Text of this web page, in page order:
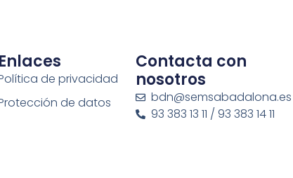
Enlaces
de privacidad
de datos
Contacta con
nosotros
bdn@semsabadalona.es
93 383 13 11 / 93 383 14 11